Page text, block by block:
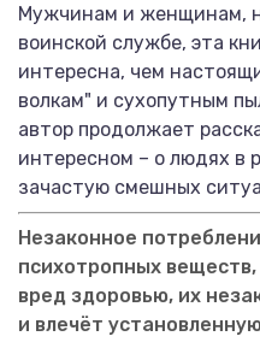
Мужчинам и женщинам,
воинской службе, эта
интересна, чем
волкам" и сухопутным
автор продолжает
интересном – о людях в
зачастую смешных
Незаконное
психотропных
вред здоровью, их
и влечёт